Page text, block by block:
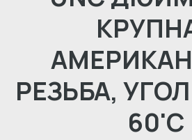
РЕЗЬБА,
60'С